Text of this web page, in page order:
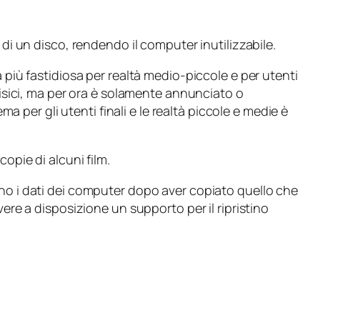
un disco, rendendo il computer inutilizzabile.
fastidiosa per realtà medio-piccole e per utenti
ma per ora è solamente annunciato o
per gli utenti finali e le realtà piccole e medie è
di alcuni film.
i dati dei computer dopo aver copiato quello che
a disposizione un supporto per il ripristino